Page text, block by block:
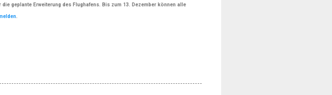
geplante Erweiterung des Flughafens. Bis zum 13. Dezember können alle